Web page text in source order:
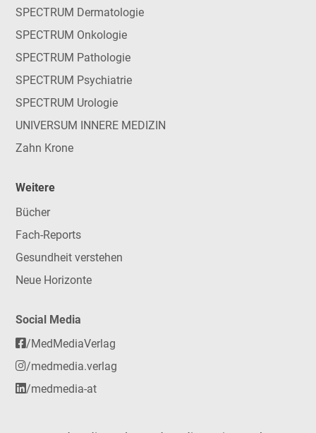
SPECTRUM Dermatologie
SPECTRUM Onkologie
SPECTRUM Pathologie
SPECTRUM Psychiatrie
SPECTRUM Urologie
UNIVERSUM INNERE MEDIZIN
Zahn Krone
Weitere
Bücher
Fach-Reports
Gesundheit verstehen
Neue Horizonte
Social Media
/MedMediaVerlag
/medmedia.verlag
/medmedia-at